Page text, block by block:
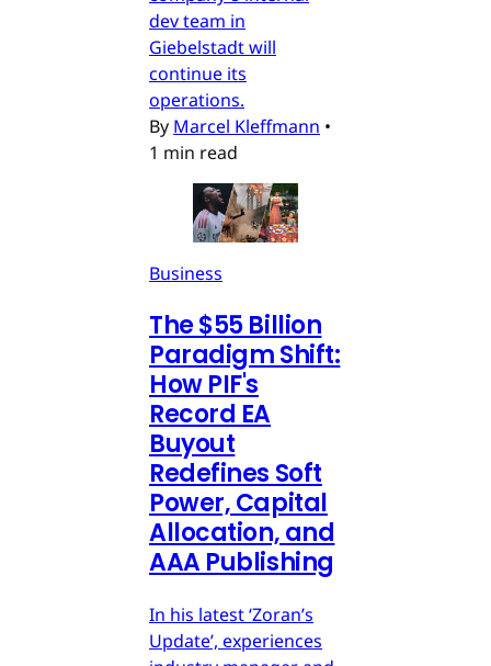
dev team in
Giebelstadt will
continue its
operations.
By Marcel Kleffmann •
1 min read
Business
The $55 Billion
Paradigm Shift:
How PIF's
Record EA
Buyout
Redefines Soft
Power, Capital
Allocation, and
AAA Publishing
In his latest ‘Zoran’s
Update’, experiences